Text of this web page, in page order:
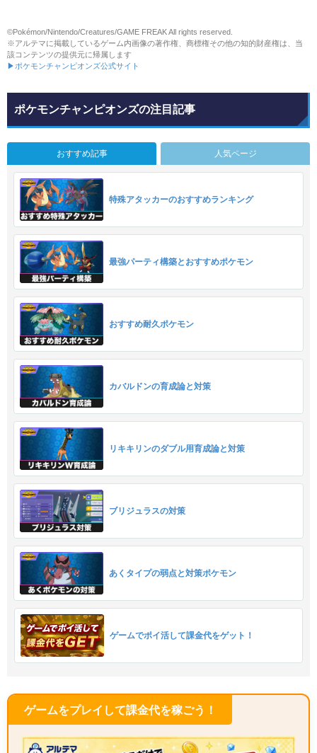
©Pokémon/Nintendo/Creatures/GAME FREAK All rights reserved.
※アルテマに掲載しているゲーム内画像の著作権、商標権その他の知的財産権は、当
該コンテンツの提供元に帰属します
▶ポケモンチャンピオンズ公式サイト
ポケモンチャンピオンズの注目記事
おすすめ記事 人気ページ
特殊アタッカーのおすすめランキング
最強パーティ構築とおすすめポケモン
おすすめ耐久ポケモン
カバルドンの育成論と対策
リキキリンのダブル用育成論と対策
ブリジュラスの対策
あくタイプの弱点と対策ポケモン
ゲームでポイ活して課金代をゲット！
ゲームをプレイして課金代を稼ごう！